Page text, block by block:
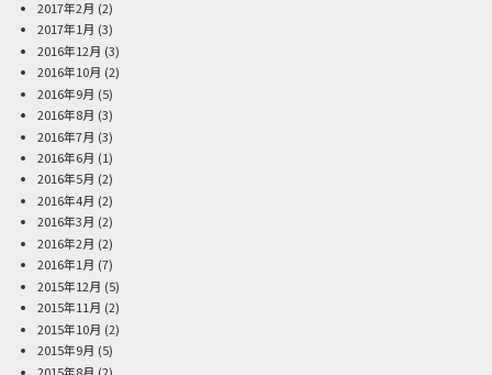
2017年2月 (2)
2017年1月 (3)
2016年12月 (3)
2016年10月 (2)
2016年9月 (5)
2016年8月 (3)
2016年7月 (3)
2016年6月 (1)
2016年5月 (2)
2016年4月 (2)
2016年3月 (2)
2016年2月 (2)
2016年1月 (7)
2015年12月 (5)
2015年11月 (2)
2015年10月 (2)
2015年9月 (5)
2015年8月 (2)